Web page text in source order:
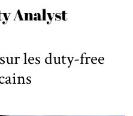
les duty-free